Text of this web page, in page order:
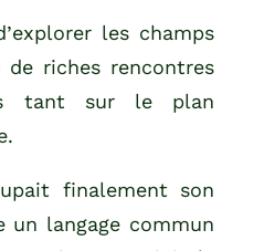
les champs
de riches rencontres
tant sur le plan
finalement son
un langage commun